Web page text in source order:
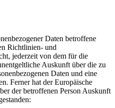
Daten betroffene
Richtlinien- und
jederzeit von dem für die
Auskunft über die zu
Daten und eine
Ferner hat der Europäische
der betroffenen Person Auskunft